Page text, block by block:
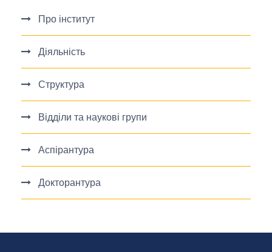
Про інститут
Діяльність
Структура
Відділи та наукові групи
Аспірантура
Докторантура